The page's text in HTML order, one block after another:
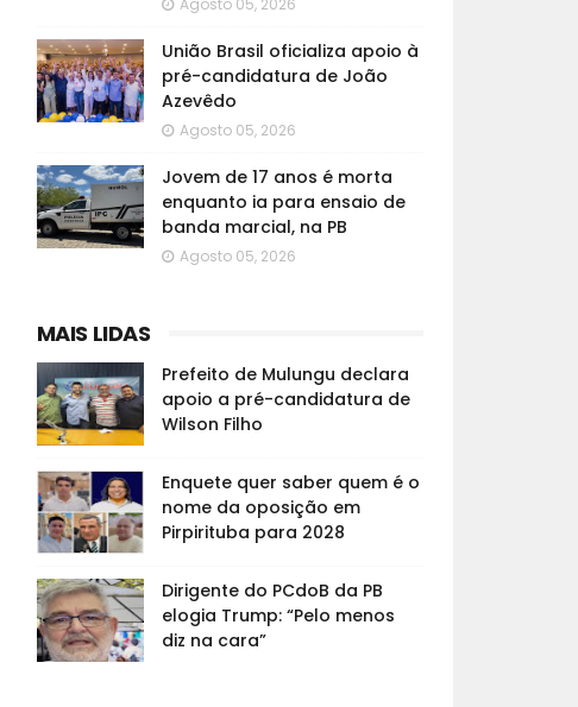
Agosto 05, 2026
União Brasil oficializa apoio à
pré-candidatura de João
Azevêdo
Agosto 05, 2026
Jovem de 17 anos é morta
enquanto ia para ensaio de
banda marcial, na PB
Agosto 05, 2026
MAIS LIDAS
Prefeito de Mulungu declara
apoio a pré-candidatura de
Wilson Filho
Enquete quer saber quem é o
nome da oposição em
Pirpirituba para 2028
Dirigente do PCdoB da PB
elogia Trump: “Pelo menos
diz na cara”